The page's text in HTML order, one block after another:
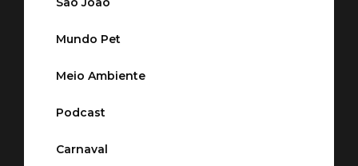
Mundo Pet
Meio Ambiente
Podcast
Carnaval